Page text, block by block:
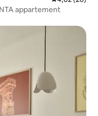
appartement